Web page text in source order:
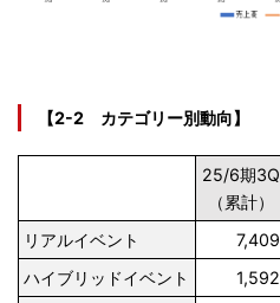
【2-2 カテゴリー別動向】
25/6期3Q
（累計）
リアルイベント 7,409
ハイブリッドイベント
1,592